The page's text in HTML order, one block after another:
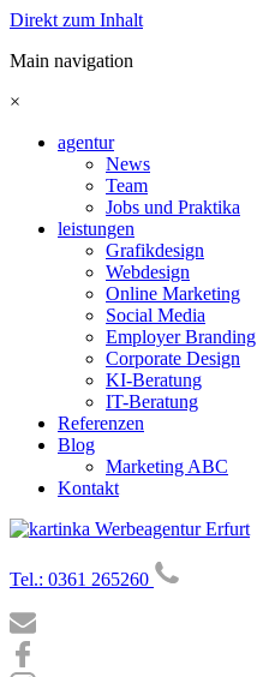
Direkt zum Inhalt
Main navigation
×
agentur
News
Team
Jobs und Praktika
leistungen
Grafikdesign
Webdesign
Online Marketing
Social Media
Employer Branding
Corporate Design
KI-Beratung
IT-Beratung
Referenzen
Blog
Marketing ABC
Kontakt
Tel.: 0361 265260